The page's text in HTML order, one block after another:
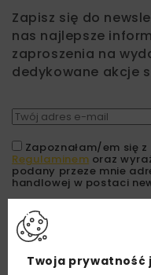
Zapisz się do
nas najlepsze
zaproszenia na
dedykowane akcje
Zapoznałam/em się z
Regulaminem oraz
podany przeze mnie
handlowej w postaci
Twoja prywatność